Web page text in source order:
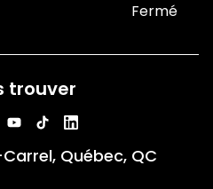
Fermé
trouver
Québec, QC